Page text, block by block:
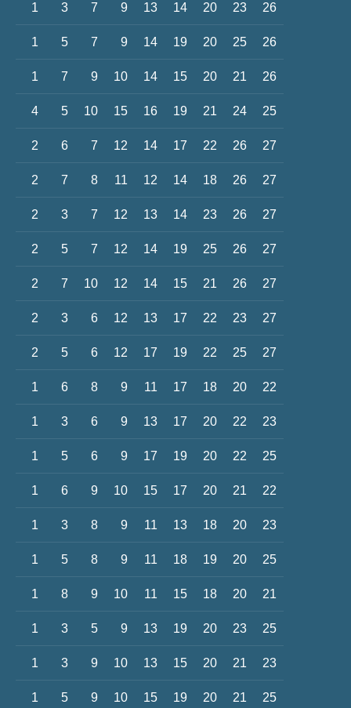
1 3 7 9 13 14 20 23 26
1 5 7 9 14 19 20 25 26
1 7 9 10 14 15 20 21 26
4 5 10 15 16 19 21 24 25
2 6 7 12 14 17 22 26 27
2 7 8 11 12 14 18 26 27
2 3 7 12 13 14 23 26 27
2 5 7 12 14 19 25 26 27
2 7 10 12 14 15 21 26 27
2 3 6 12 13 17 22 23 27
2 5 6 12 17 19 22 25 27
1 6 8 9 11 17 18 20 22
1 3 6 9 13 17 20 22 23
1 5 6 9 17 19 20 22 25
1 6 9 10 15 17 20 21 22
1 3 8 9 11 13 18 20 23
1 5 8 9 11 18 19 20 25
1 8 9 10 11 15 18 20 21
1 3 5 9 13 19 20 23 25
1 3 9 10 13 15 20 21 23
1 5 9 10 15 19 20 21 25